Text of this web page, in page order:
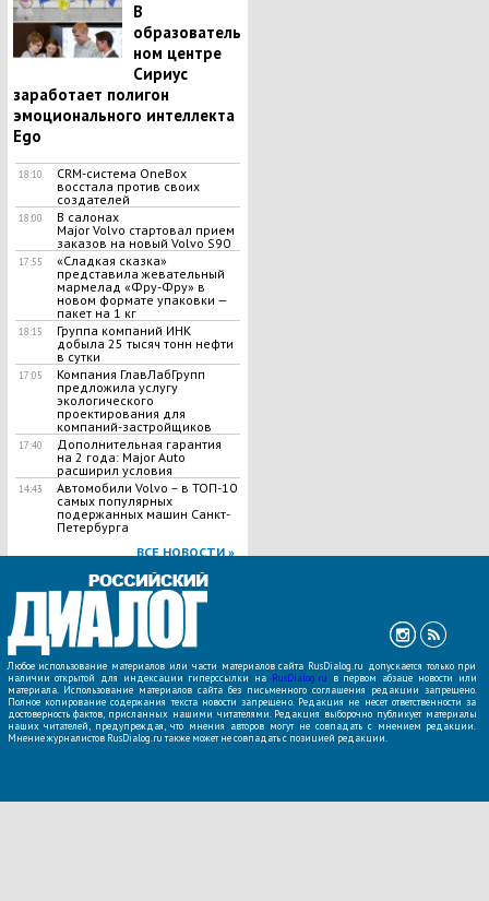
В
образователь
ном центре
Сириус
заработает полигон
эмоционального интеллекта
Ego
18:10
CRM-система OneBox
восстала против своих
создателей
18:00
В салонах
Major Volvo стартовал прием
заказов на новый Volvo S90
17:55
«Сладкая сказка»
представила жевательный
мармелад «Фру-Фру» в
новом формате упаковки —
пакет на 1 кг
18:15
Группа компаний ИНК
добыла 25 тысяч тонн нефти
в сутки
17:05
Компания ГлавЛабГрупп
предложила услугу
экологического
проектирования для
компаний-застройщиков
17:40
Дополнительная гарантия
на 2 года: Major Auto
расширил условия
14:43
Автомобили Volvo – в ТОП-10
самых популярных
подержанных машин Санкт-
Петербурга
ВСЕ НОВОСТИ »
Любое использование материалов или части материалов сайта RusDialog.ru допускается только при
наличии открытой для индексации гиперссылки на RusDialog.ru в первом абзаце новости или
материала. Использование материалов сайта без письменного соглашения редакции запрещено.
Полное копирование содержания текста новости запрещено. Редакция не несет ответственности за
достоверность фактов, присланных нашими читателями. Редакция выборочно публикует материалы
наших читателей, предупреждая, что мнения авторов могут не совпадать с мнением редакции.
Мнение журналистов RusDialog.ru также может не совпадать с позицией редакции.